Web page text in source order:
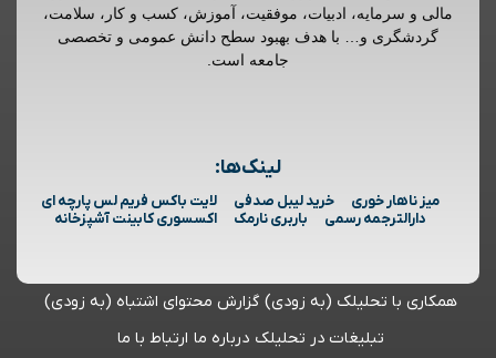
مالی و سرمایه، ادبیات، موفقیت، آموزش، کسب و کار، سلامت،
گردشگری و… با هدف بهبود سطح دانش عمومی و تخصصی
جامعه است.
لینک‌ها:
میز ناهار خوری خرید لیبل صدفی
لایت باکس فریم لس پارچه ای
دارالترجمه رسمی
باربری نارمک اکسسوری کابینت آشپزخانه
همکاری با تحلیلک (به زودی) گزارش محتوای اشتباه (به زودی)
تبلیغات در تحلیلک درباره ما ارتباط با ما